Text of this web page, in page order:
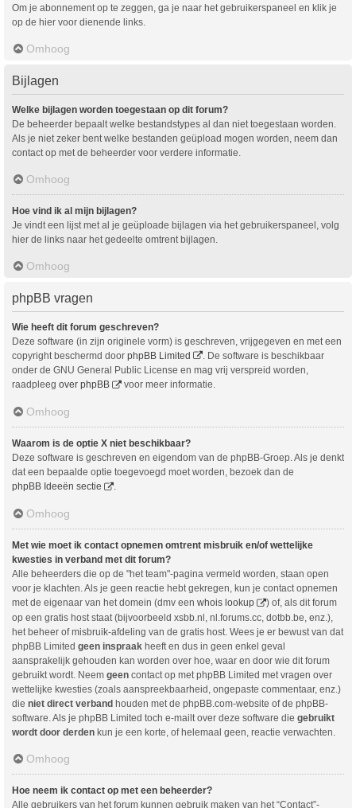
Om je abonnement op te zeggen, ga je naar het gebruikerspaneel en klik je
op de hier voor dienende links.
Omhoog
Bijlagen
Welke bijlagen worden toegestaan op dit forum?
De beheerder bepaalt welke bestandstypes al dan niet toegestaan worden.
Als je niet zeker bent welke bestanden geüpload mogen worden, neem dan
contact op met de beheerder voor verdere informatie.
Omhoog
Hoe vind ik al mijn bijlagen?
Je vindt een lijst met al je geüploade bijlagen via het gebruikerspaneel, volg
hier de links naar het gedeelte omtrent bijlagen.
Omhoog
phpBB vragen
Wie heeft dit forum geschreven?
Deze software (in zijn originele vorm) is geschreven, vrijgegeven en met een
copyright beschermd door phpBB Limited
. De software is beschikbaar
onder de GNU General Public License en mag vrij verspreid worden,
raadpleeg over phpBB voor meer informatie.
Omhoog
Waarom is de optie X niet beschikbaar?
Deze software is geschreven en eigendom van de phpBB-Groep. Als je denkt
dat een bepaalde optie toegevoegd moet worden, bezoek dan de
phpBB Ideeën sectie
.
Omhoog
Met wie moet ik contact opnemen omtrent misbruik en/of wettelijke
kwesties in verband met dit forum?
Alle beheerders die op de "het team"-pagina vermeld worden, staan open
voor je klachten. Als je geen reactie hebt gekregen, kun je contact opnemen
met de eigenaar van het domein (dmv een whois lookup
) of, als dit forum
op een gratis host staat (bijvoorbeeld xsbb.nl, nl.forums.cc, dotbb.be, enz.),
het beheer of misbruik-afdeling van de gratis host. Wees je er bewust van dat
phpBB Limited geen inspraak heeft en dus in geen enkel geval
aansprakelijk gehouden kan worden over hoe, waar en door wie dit forum
gebruikt wordt. Neem geen contact op met phpBB Limited met vragen over
wettelijke kwesties (zoals aanspreekbaarheid, ongepaste commentaar, enz.)
die niet direct verband houden met de phpBB.com-website of de phpBB-
software. Als je phpBB Limited toch e-mailt over deze software die gebruikt
wordt door derden kun je een korte, of helemaal geen, reactie verwachten.
Omhoog
Hoe neem ik contact op met een beheerder?
Alle gebruikers van het forum kunnen gebruik maken van het “Contact”-